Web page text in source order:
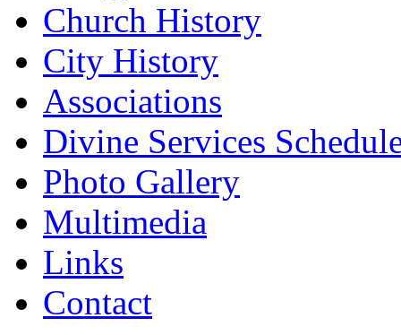
Church History
City History
Associations
Divine Services
Photo Gallery
Multimedia
Links
Contact